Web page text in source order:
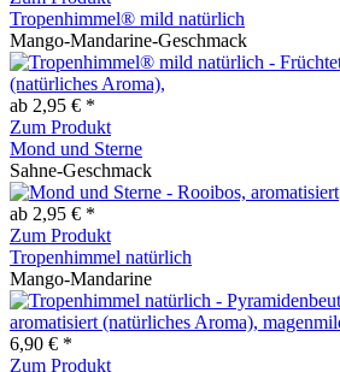
Tropenhimmel® mild natürlich
Mango-Mandarine-Geschmack
ab 2,95 € *
Zum Produkt
Mond und Sterne
Sahne-Geschmack
ab 2,95 € *
Zum Produkt
Tropenhimmel natürlich
Mango-Mandarine
6,90 € *
Zum Produkt